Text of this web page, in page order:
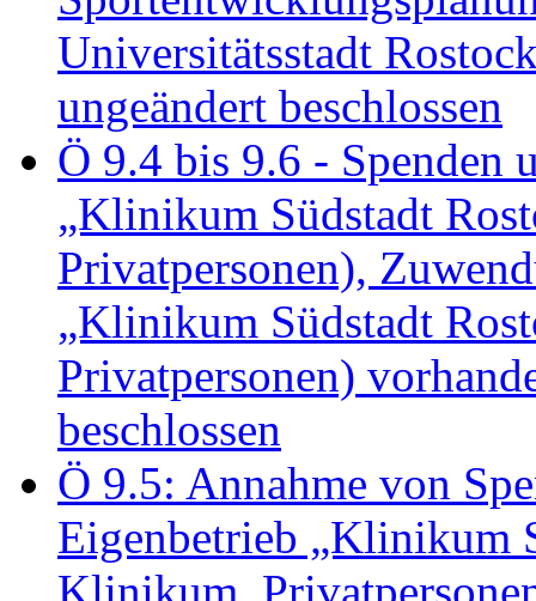
Universitätsstadt
ungeändert beschlossen
Ö 9.4 bis 9.6 -
„Klinikum Südstadt
Privatpersonen),
„Klinikum Südstadt
Privatpersonen)
beschlossen
Ö 9.5: Annahme von
Eigenbetrieb „Klinikum